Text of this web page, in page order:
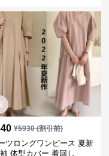
¥5930(割引前)
ツロングワンピース 夏新
体型カバー 着回し